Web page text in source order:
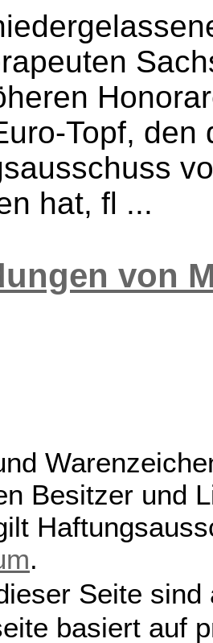
Topf, den
hat, fl ...
von
Besitzer und
.
Seite
basiert auf